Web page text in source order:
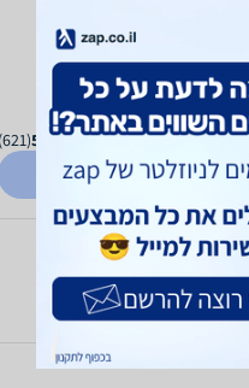
עד 4 ימי עסקים
5.0
(621)
לפרטים נוספים